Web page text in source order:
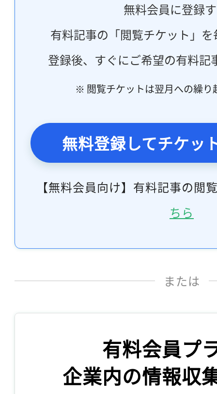
無料会員に登録
有料記事の「閲覧チケット」
登録後、すぐにご希望の有料記
※ 閲覧チケットは翌月への繰り
無料登録してチケッ
【無料会員向け】有料記事の閲
ちら
または
有料会員プ
企業内の情報収